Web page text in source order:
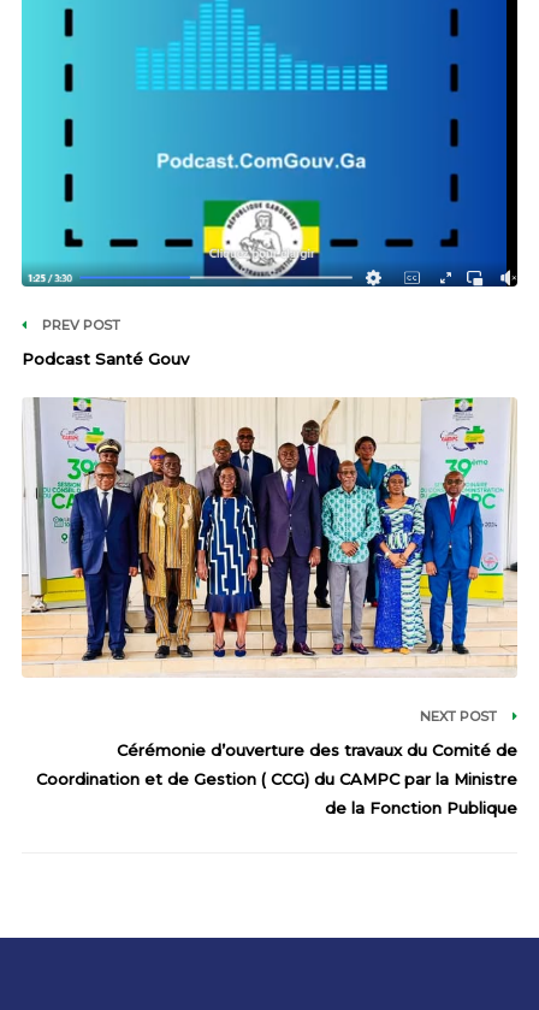
PREV POST
Podcast Santé Gouv
NEXT POST
Cérémonie d’ouverture des travaux du Comité de
Coordination et de Gestion ( CCG) du CAMPC par la Ministre
de la Fonction Publique